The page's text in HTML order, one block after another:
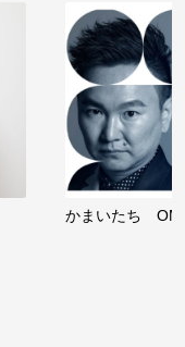
かまいたち